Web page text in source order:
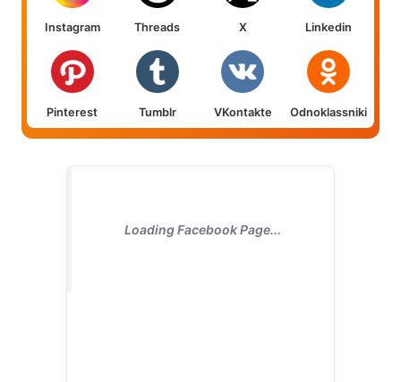
Instagram Threads X Linkedin
Pinterest Tumblr VKontakte Odnoklassniki
Loading Facebook Page...